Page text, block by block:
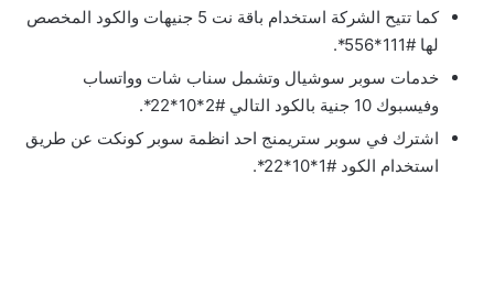
كما تتيح الشركة استخدام باقة نت 5 جنيهات والكود المخصص
لها #111*556*.
خدمات سوبر سوشيال وتشمل سناب شات وواتساب
وفيسبوك 10 جنية بالكود التالي #2*10*22*.
اشترك في سوبر ستريمنج احد انظمة سوبر كونكت عن طريق
استخدام الكود #1*10*22*.